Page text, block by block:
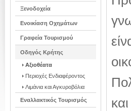
Ξενοδοχεία
Ενοικίαση Οχημάτων
Γραφεία Τουρισμού
Οδηγός Κρήτης
Αξιοθέατα
Περιοχές Ενδιαφέροντος
Λιμάνια και Αγκυροβόλια
Εναλλακτικός Τουρισμός